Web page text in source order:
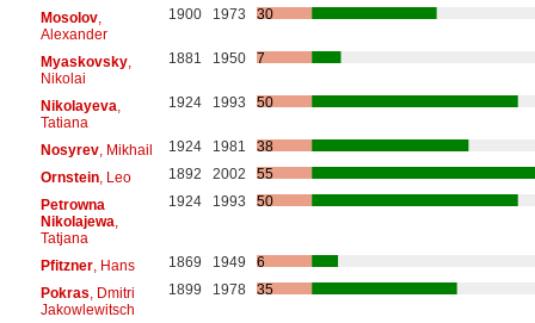
Mosolov,
Alexander
1900 1973 30
Myaskovsky,
Nikolai
1881 1950 7
Nikolayeva
Tatiana
1924 1993 50
Nosyrev, Mikhail 1924 1981
38
Ornstein, Leo 1892 2002
55
Petrowna
Nikolajewa
Tatjana
1924 1993 50
Pfitzner, Hans 1869 1949
6
Pokras , Dmitri
Jakowlewitsch
1899 1978 35